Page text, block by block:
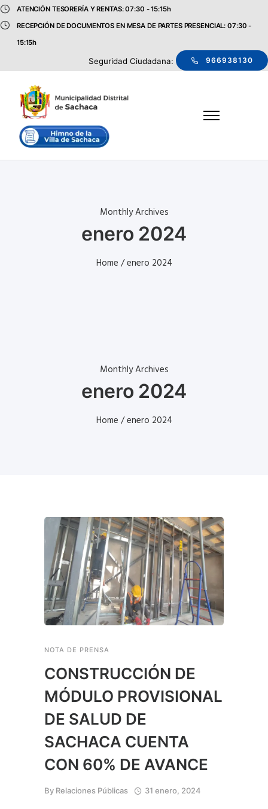
ATENCIÓN TESORERÍA Y RENTAS: 07:30 - 15:15h
RECEPCIÓN DE DOCUMENTOS EN MESA DE PARTES PRESENCIAL: 07:30 -
15:15h
Seguridad Ciudadana: 966938130
Monthly Archives
enero 2024
Home / enero 2024
Monthly Archives
enero 2024
Home / enero 2024
NOTA DE PRENSA
CONSTRUCCIÓN DE
MÓDULO PROVISIONAL
DE SALUD DE
SACHACA CUENTA
CON 60% DE AVANCE
By Relaciones Públicas 31 enero, 2024